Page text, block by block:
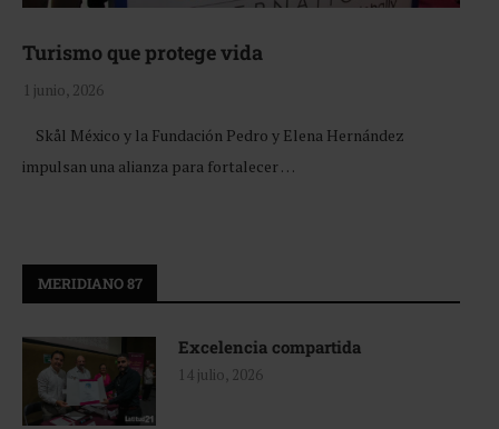
Turismo que protege vida
1 junio, 2026
Skål México y la Fundación Pedro y Elena Hernández
impulsan una alianza para fortalecer …
MERIDIANO 87
Excelencia compartida
14 julio, 2026